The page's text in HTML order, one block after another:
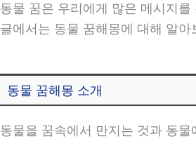
동물 꿈은 우리에게 많은 메시지
글에서는 동물 꿈해몽에 대해 알아
동물 꿈해몽 소개
동물을 꿈속에서 만지는 것과 동